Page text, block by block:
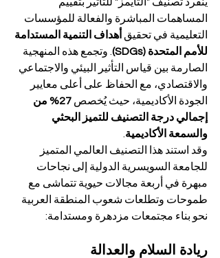
المساهمات المباشرة والفعالة للمؤسسات
التعليمية في تحقيق أهداف التنمية المستدامة
للأمم المتحدة (SDGs)
. وتجمع هذه المنهجية
الصارمة بين قياس التأثير البيئي والاجتماعي
والاقتصادي، مع الحفاظ على أعلى معايير
الجودة الأكاديمية، حيث يُخصص
27% من
إجمالي درجة التصنيف للتميز البحثي
والسمعة الأكاديمية
وقد استند هذا التصنيف العالمي المتميز
للجامعة السويسرية الدولية إلى نجاحات
مبهرة في أربعة مجالات حيوية تتماشى مع
طموحات وتطلعات شعوب المنطقة العربية
نحو بناء مجتمعات مزدهرة ومستدامة:
ريادة السلام والعدالة